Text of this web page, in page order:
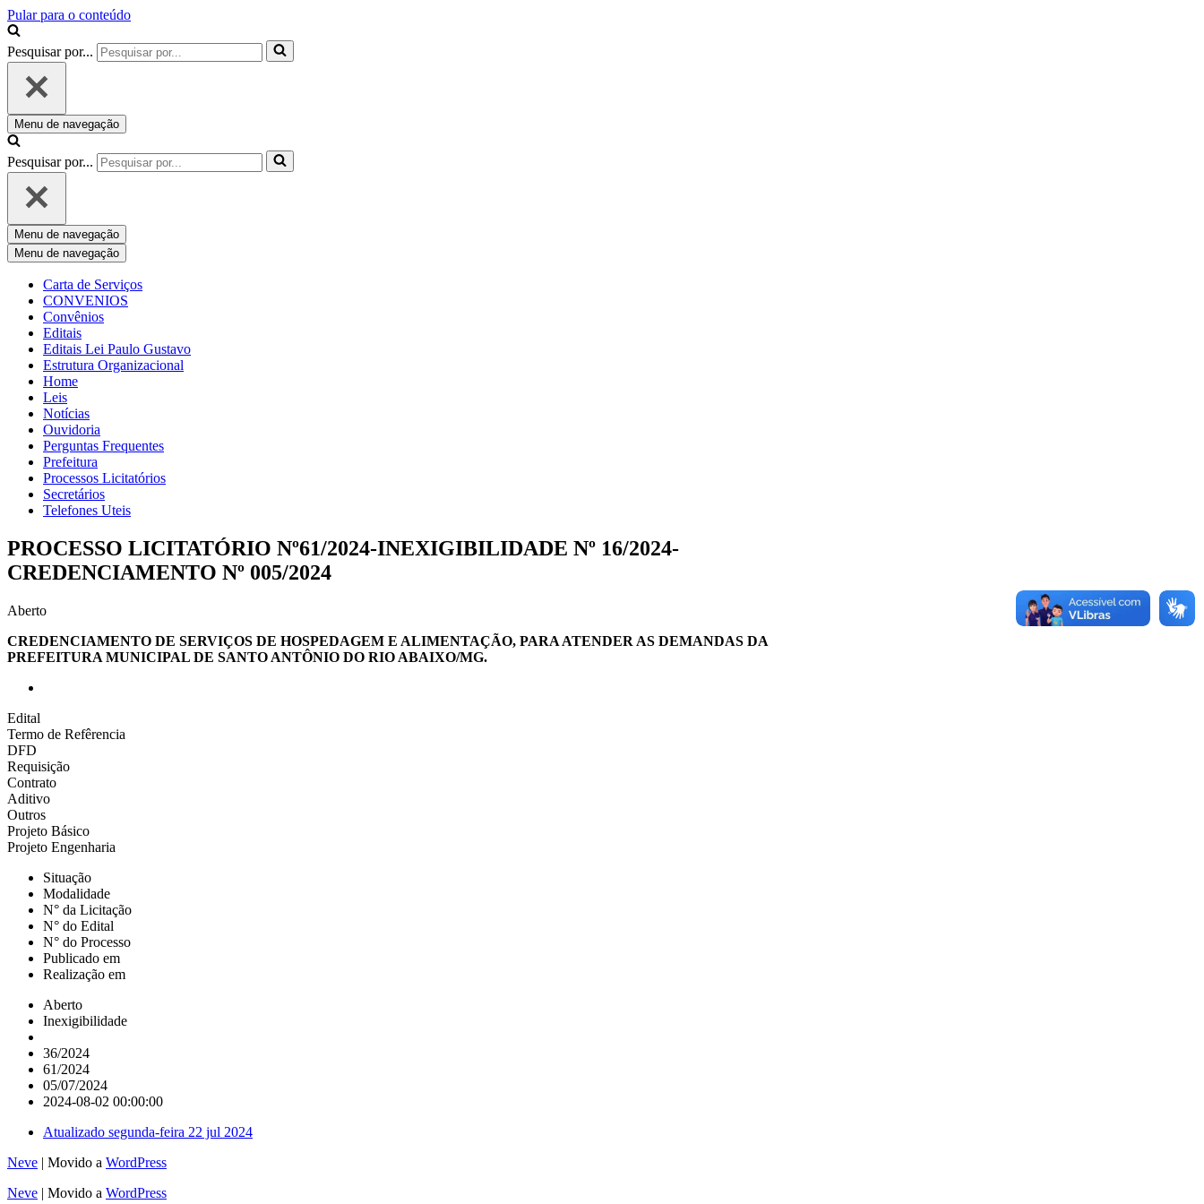
Pular para o conteúdo
Pesquisar por...
Menu de navegação
Pesquisar por...
Menu de navegação
Menu de navegação
Carta de Serviços
CONVENIOS
Convênios
Editais
Editais Lei Paulo Gustavo
Estrutura Organizacional
Home
Leis
Notícias
Ouvidoria
Perguntas Frequentes
Prefeitura
Processos Licitatórios
Secretários
Telefones Uteis
PROCESSO LICITATÓRIO Nº61/2024-INEXIGIBILIDADE Nº 16/2024-
CREDENCIAMENTO Nº 005/2024
Aberto
CREDENCIAMENTO DE SERVIÇOS DE HOSPEDAGEM E ALIMENTAÇÃO, PARA ATENDER AS DEMANDAS DA
PREFEITURA MUNICIPAL DE SANTO ANTÔNIO DO RIO ABAIXO/MG.
Edital
Termo de Refêrencia
DFD
Requisição
Contrato
Aditivo
Outros
Projeto Básico
Projeto Engenharia
Situação
Modalidade
N° da Licitação
N° do Edital
N° do Processo
Publicado em
Realização em
Aberto
Inexigibilidade
36/2024
61/2024
05/07/2024
2024-08-02 00:00:00
Atualizado segunda-feira 22 jul 2024
Neve | Movido a WordPress
Neve | Movido a WordPress